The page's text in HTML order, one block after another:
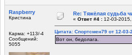
Raspberry
Кристина
Карма: +113/-4
Сообщений:
5055
Re: Тяжёлая судьба
« Ответ #4 : 12-03-
Цитата: Спортсмен79 от 12-03-
Вот он, бедолага.